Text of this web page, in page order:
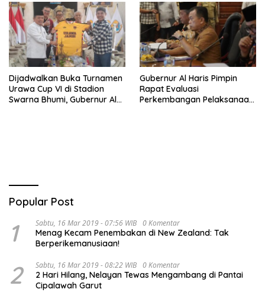
Dijadwalkan Buka Turnamen
Urawa Cup VI di Stadion
Swarna Bhumi, Gubernur Al
Gubernur Al Haris Pimpin
Rapat Evaluasi
Perkembangan Pelaksanaan
Popular Post
1 Sabtu, 16 Mar 2019 - 07:56 WIB 0 Komentar
Menag Kecam Penembakan di New Zealand: Tak
Berperikemanusiaan!
2 Sabtu, 16 Mar 2019 - 08:22 WIB 0 Komentar
2 Hari Hilang, Nelayan Tewas Mengambang di Pantai
Cipalawah Garut